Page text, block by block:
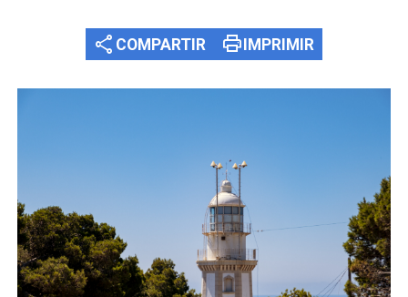
share COMPARTIR printIMPRIMIR